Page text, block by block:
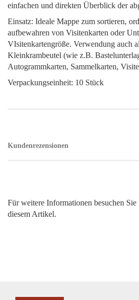
einfachen und direkten Überblick der
Einsatz: Ideale Mappe zum sortieren,
aufbewahren von Visitenkarten oder
VIsitenkartengröße. Verwendung auch
Kleinkrambeutel (wie z.B.
Autogrammkarten, Sammelkarten,
Verpackungseinheit: 10 Stück
Kundenrezensionen
Für weitere Informationen besuchen Sie
diesem Artikel.